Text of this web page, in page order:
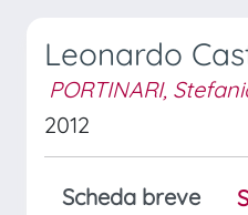
Leonardo
PORTINARI,
2012
Scheda breve